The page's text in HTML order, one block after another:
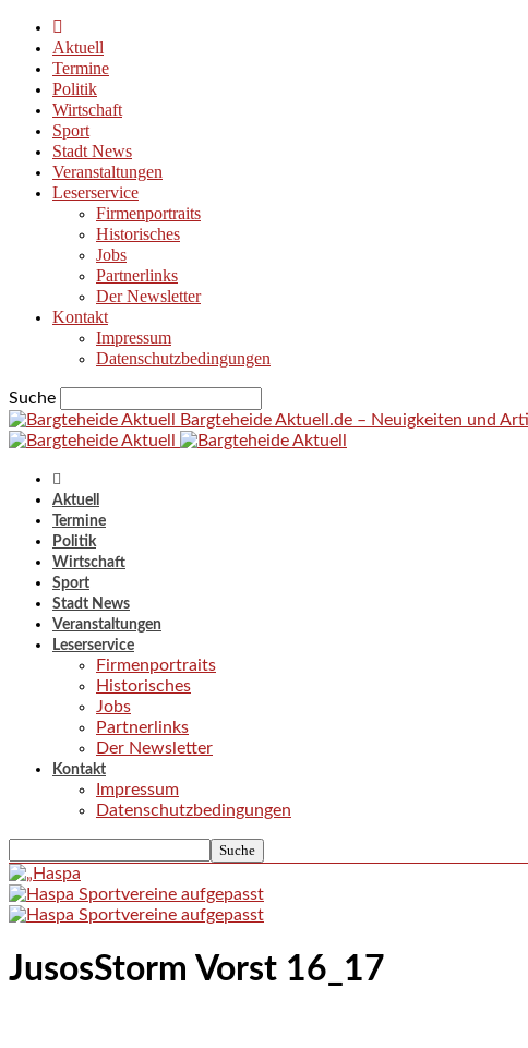
Aktuell
Termine
Politik
Wirtschaft
Sport
Stadt News
Veranstaltungen
Leserservice
Firmenportraits
Historisches
Jobs
Partnerlinks
Der Newsletter
Kontakt
Impressum
Datenschutzbedingungen
Suche
Bargteheide Aktuell.de – Neuigkeiten und
Aktuell
Termine
Politik
Wirtschaft
Sport
Stadt News
Veranstaltungen
Leserservice
Firmenportraits
Historisches
Jobs
Partnerlinks
Der Newsletter
Kontakt
Impressum
Datenschutzbedingungen
JusosStorm Vorst 16_17